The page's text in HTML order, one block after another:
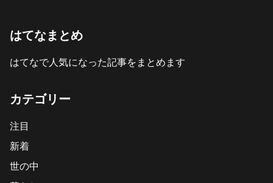
はてなまとめ
はてなで人気になった記事をまとめます
カテゴリー
注目
新着
世の中